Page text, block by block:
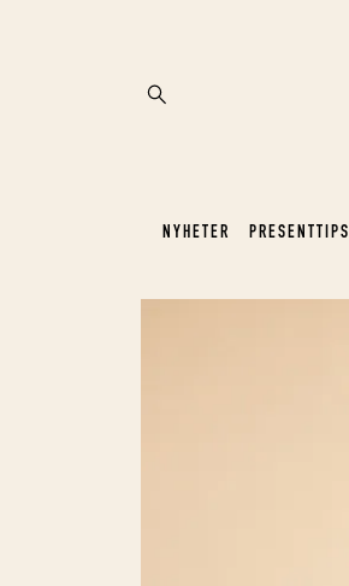
NYHETER PRESENTTIPS